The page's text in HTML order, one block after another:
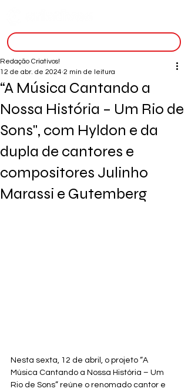
“A Música Cantando a
Nossa História – Um Rio de
Sons", com Hyldon e da
dupla de cantores e
compositores Julinho
Marassi e Gutemberg
Redação Criativos!
12 de abr. de 2024 2 min de leitura
Nesta sexta, 12 de abril, o projeto “A
Música Cantando a Nossa História – Um
Rio de Sons” reúne o renomado cantor e